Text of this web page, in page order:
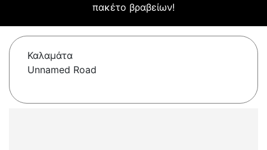
πακέτο βραβείων!
Καλαμάτα
Unnamed Road